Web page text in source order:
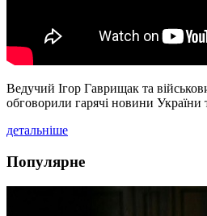
Ведучий Ігор Гаврищак та
обговорили гарячі новини України
детальніше
Популярне